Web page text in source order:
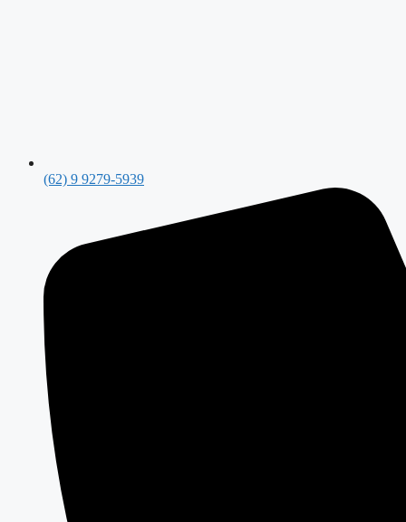
(62) 9 9279-5939